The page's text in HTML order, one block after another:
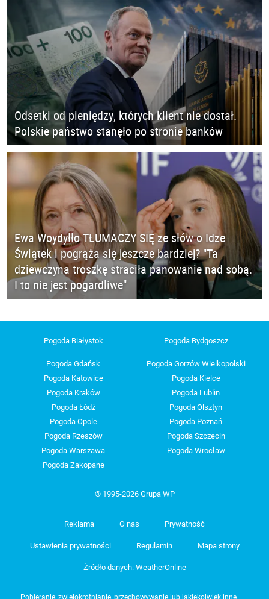
Odsetki od pieniędzy, których klient nie dostał.
Polskie państwo stanęło po stronie banków
Ewa Woydyłło TŁUMACZY SIĘ ze słów o Idze
Świątek i pogrąża się jeszcze bardziej? "Ta
dziewczyna troszkę straciła panowanie nad sobą.
I to nie jest pogardliwe"
Pogoda Białystok Pogoda Bydgoszcz
Pogoda Gdańsk
Pogoda Gorzów Wielkopolski
Pogoda Katowice
Pogoda Kielce
Pogoda Kraków
Pogoda Lublin
Pogoda Łódź
Pogoda Olsztyn
Pogoda Opole
Pogoda Poznań
Pogoda Rzeszów
Pogoda Szczecin
Pogoda Warszawa
Pogoda Wrocław
Pogoda Zakopane
© 1995-2026 Grupa WP
Reklama O nas Prywatność
Ustawienia prywatności Regulamin Mapa strony
Źródło danych: WeatherOnline
Pobieranie, zwielokrotnianie, przechowywanie lub jakiekolwiek inne